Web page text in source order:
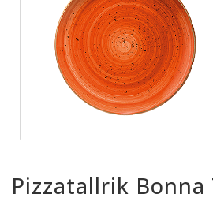
Pizzatallrik